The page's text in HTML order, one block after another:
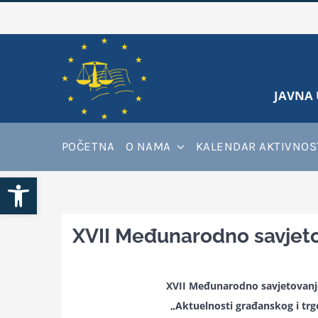
Open toolbar
JAVNA
POČETNA O NAMA KALENDAR
XVII Međunarodno
XVII Međunarodno
„Aktuelnosti građanskog i